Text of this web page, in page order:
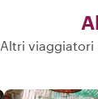
Altri viaggiatori